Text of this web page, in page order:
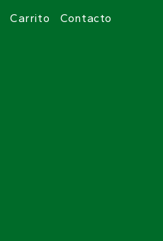
Carrito Contacto